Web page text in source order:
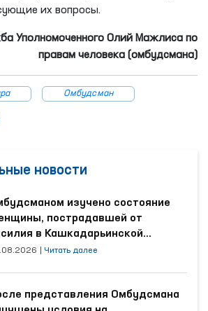
их вопросы.
Уполномоченного Олий Мажлиса по
правам человека (омбудсмана)
Омбудсман
новости
изучено состояние
пострадавшей от
в Кашкадарьинской
Читать далее
представления Омбудсмана